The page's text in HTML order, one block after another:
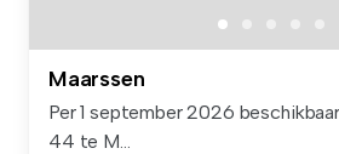
Maarssen
Per 1 september 2026
44 te M...